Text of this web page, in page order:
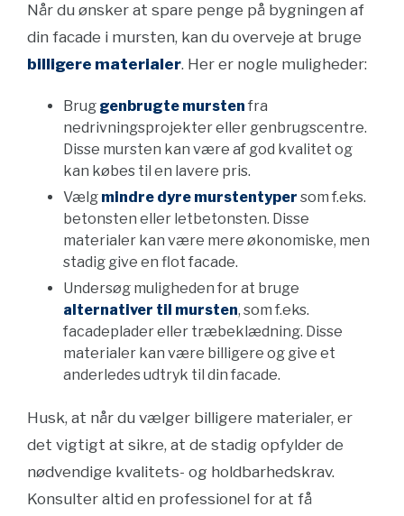
Når du ønsker at spare penge på bygningen af
din facade i mursten, kan du overveje at bruge
billigere materialer. Her er nogle muligheder:
Brug genbrugte mursten fra
nedrivningsprojekter eller genbrugscentre.
Disse mursten kan være af god kvalitet og
kan købes til en lavere pris.
Vælg mindre dyre murstentyper som f.eks.
betonsten eller letbetonsten. Disse
materialer kan være mere økonomiske, men
stadig give en flot facade.
Undersøg muligheden for at bruge
alternativer til mursten, som f.eks.
facadeplader eller træbeklædning. Disse
materialer kan være billigere og give et
anderledes udtryk til din facade.
Husk, at når du vælger billigere materialer, er
det vigtigt at sikre, at de stadig opfylder de
nødvendige kvalitets- og holdbarhedskrav.
Konsulter altid en professionel for at få